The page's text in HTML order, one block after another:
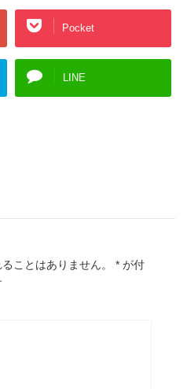
Pocket
LINE
ことはありません。 * が付